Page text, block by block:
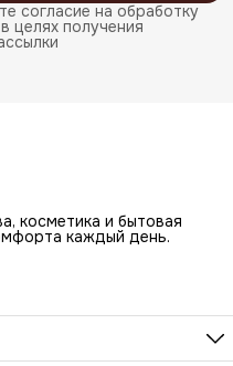
согласие на обработку
целях получения
косметика и бытовая
каждый день.